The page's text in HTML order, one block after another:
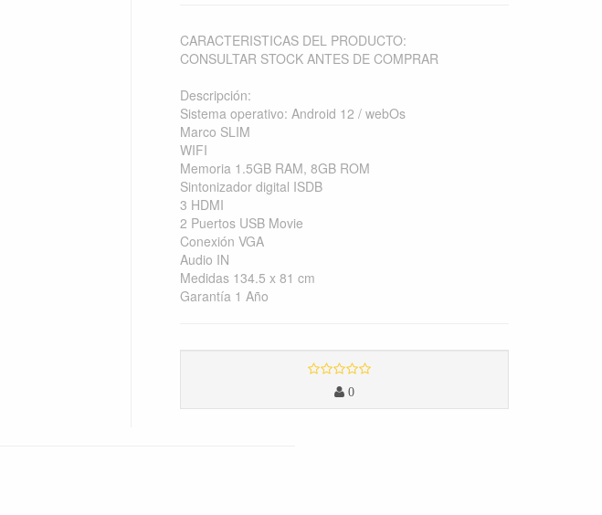
CARACTERISTICAS DEL PRODUCTO:
CONSULTAR STOCK ANTES DE COMPRAR
Descripción:
Sistema operativo: Android 12 / webOs
Marco SLIM
WIFI
Memoria 1.5GB RAM, 8GB ROM
Sintonizador digital ISDB
3 HDMI
2 Puertos USB Movie
Conexión VGA
Audio IN
Medidas 134.5 x 81 cm
Garantía 1 Año
0